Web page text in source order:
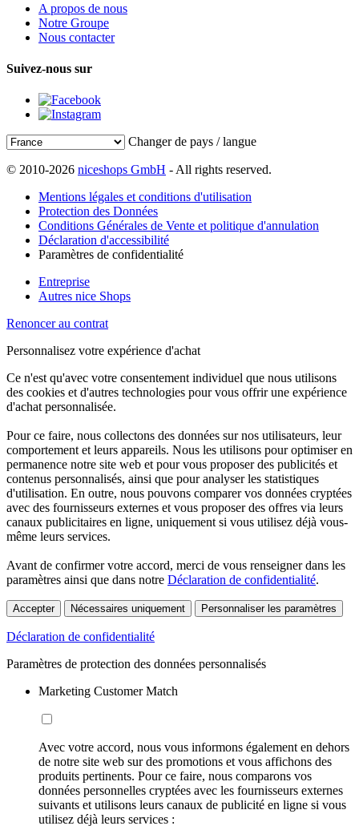
A propos de nous
Notre Groupe
Nous contacter
Suivez-nous sur
Changer de pays / langue
© 2010-2026 niceshops GmbH - All rights reserved.
Mentions légales et conditions d'utilisation
Protection des Données
Conditions Générales de Vente et politique d'annulation
Déclaration d'accessibilité
Paramètres de confidentialité
Entreprise
Autres nice Shops
Renoncer au contrat
Personnalisez votre expérience d'achat
Ce n'est qu'avec votre consentement individuel que nous utilisons
des cookies et d'autres technologies pour vous offrir une expérience
d'achat personnalisée.
Pour ce faire, nous collectons des données sur nos utilisateurs, leur
comportement et leurs appareils. Nous les utilisons pour optimiser en
permanence notre site web et pour vous proposer des publicités et
contenus personnalisés, ainsi que pour analyser les statistiques
d'utilisation. En outre, nous pouvons comparer vos données cryptées
avec des fournisseurs externes et vous proposer des offres via leurs
canaux publicitaires en ligne, uniquement si vous utilisez déjà vous-
même leurs services.
Avant de confirmer votre accord, merci de vous renseigner dans les
paramètres ainsi que dans notre Déclaration de confidentialité.
Accepter Nécessaires uniquement Personnaliser les paramètres
Déclaration de confidentialité
Paramètres de protection des données personnalisés
Marketing Customer Match
Avec votre accord, nous vous informons également en dehors
de notre site web sur des promotions et vous affichons des
produits pertinents. Pour ce faire, nous comparons vos
données personnelles cryptées avec les fournisseurs externes
suivants et utilisons leurs canaux de publicité en ligne si vous
utilisez déjà leurs services :